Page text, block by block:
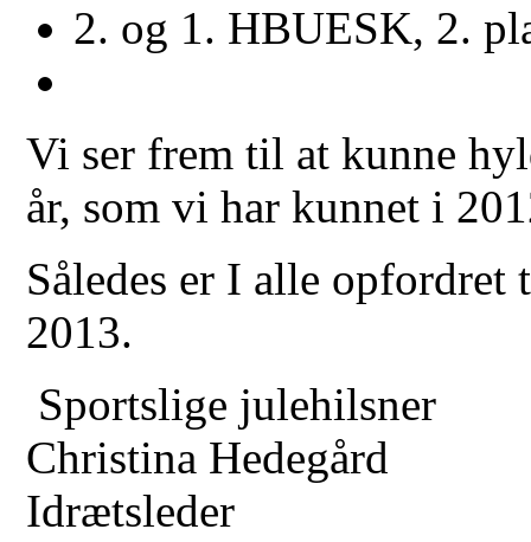
2. og 1. HBUESK, 2.
Vi ser frem til at kunne
år, som vi har kunnet i
Således er I alle
2013.
Sportslige julehilsner
Christina Hedegård
Idrætsleder